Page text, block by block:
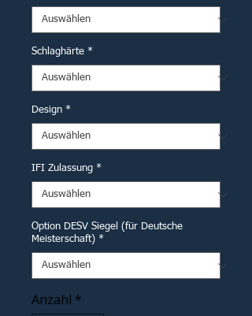
Schlaghärte *
Design *
IFI Zulassung *
Option DESV Siegel (für Deutsche
Meisterschaft) *
Anzahl *